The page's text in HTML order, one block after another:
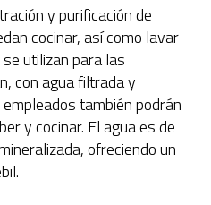
y purificación de
cocinar, así como lavar
utilizan para las
con agua filtrada y
también podrán
y cocinar. El agua es de
ofreciendo un